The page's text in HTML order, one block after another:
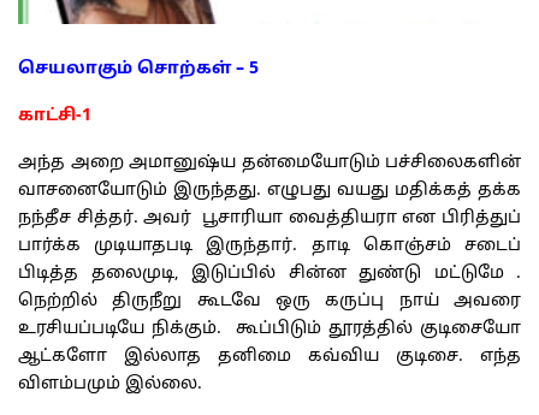
செயலாகும் சொற்கள் – 5
காட்சி-1
அந்த அறை அமானுஷ்ய தன்மையோடும் பச்சிலைகளின்
வாசனையோடும் இருந்தது. எழுபது வயது மதிக்கத் தக்க
நந்தீச சித்தர். அவர் பூசாரியா வைத்தியரா என பிரித்துப்
பார்க்க முடியாதபடி இருந்தார். தாடி கொஞ்சம் சடைப்
பிடித்த தலைமுடி, இடுப்பில் சின்ன துண்டு மட்டுமே .
நெற்றில் திருநீறு கூடவே ஒரு கருப்பு நாய் அவரை
உரசியப்படியே நிக்கும். கூப்பிடும் தூரத்தில் குடிசையோ
ஆட்களோ இல்லாத தனிமை கவ்விய குடிசை. எந்த
விளம்பமும் இல்லை.